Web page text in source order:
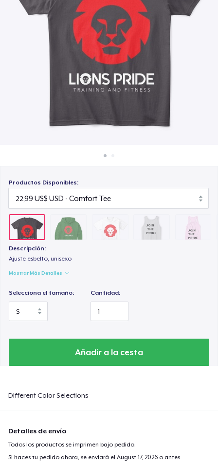
Venda en todas partes
Venda lo que sea
Productos Disponibles:
Descripción:
Ajuste esbelto, unisexo
Mostrar Más Detalles
Selecciona el tamaño: Cantidad:
Añadir a la cesta
Different Color Selections
Detalles de envío
Todos los productos se imprimen bajo pedido.
Si haces tu pedido ahora, se enviará elAugust 17, 2026 o antes.
25,99 US$
Classic Tank Top
Women's Flowy Tank Top
26,99 US$
Premium Tank Top